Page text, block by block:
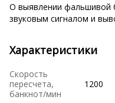
О выявлении фальшивой
звуковым сигналом и
Характеристики
Скорость
пересчета,
банкнот/мин
1200